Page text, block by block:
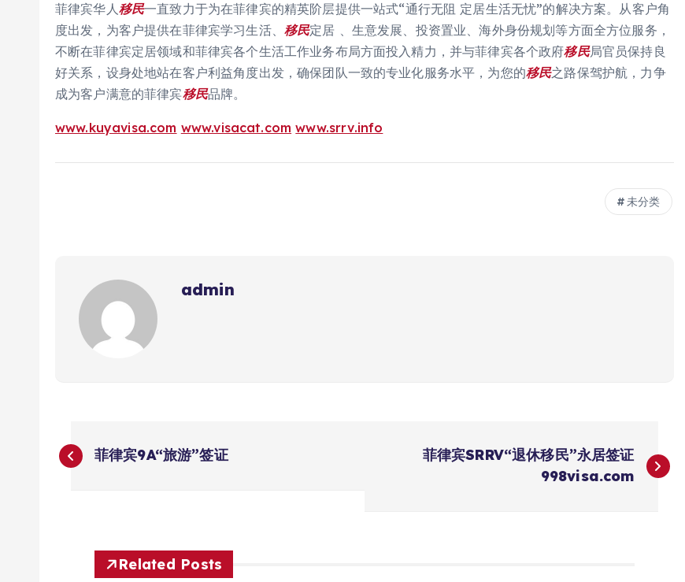
菲律宾华人移民一直致力于为在菲律宾的精英阶层提供一站式“通行无阻 定居生活无忧”的解决方案。从客户角
度出发，为客户提供在菲律宾学习生活、 移民定居 、生意发展、投资置业、海外身份规划等方面全方位服务，
不断在菲律宾定居领域和菲律宾各个生活工作业务布局方面投入精力，并与菲律宾各个政府移民局官员保持良
好关系，设身处地站在客户利益角度出发，确保团队一致的专业化服务水平，为您的移民之路保驾护航，力争
成为客户满意的菲律宾移民品牌。
www.kuyavisa.com www.visacat.com www.srrv.info
未分类
admin
文
菲律宾9A“旅游”签证
菲律宾SRRV“退休移民”永居签证
998visa.com
Related Posts